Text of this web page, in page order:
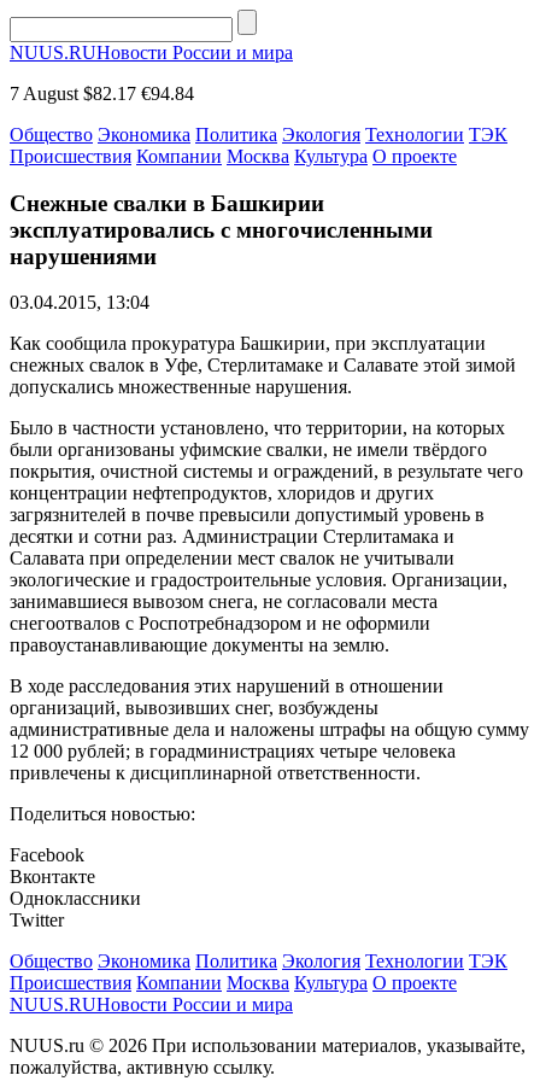
NUUS.RUНовости России и мира
7 August $82.17 €94.84
Общество Экономика Политика Экология Технологии ТЭК
Происшествия Компании Москва Культура О проекте
Снежные свалки в Башкирии
эксплуатировались с многочисленными
нарушениями
03.04.2015, 13:04
Как сообщила прокуратура Башкирии, при эксплуатации
снежных свалок в Уфе, Стерлитамаке и Салавате этой зимой
допускались множественные нарушения.
Было в частности установлено, что территории, на которых
были организованы уфимские свалки, не имели твёрдого
покрытия, очистной системы и ограждений, в результате чего
концентрации нефтепродуктов, хлоридов и других
загрязнителей в почве превысили допустимый уровень в
десятки и сотни раз. Администрации Стерлитамака и
Салавата при определении мест свалок не учитывали
экологические и градостроительные условия. Организации,
занимавшиеся вывозом снега, не согласовали места
снегоотвалов с Роспотребнадзором и не оформили
правоустанавливающие документы на землю.
В ходе расследования этих нарушений в отношении
организаций, вывозивших снег, возбуждены
административные дела и наложены штрафы на общую сумму
12 000 рублей; в горадминистрациях четыре человека
привлечены к дисциплинарной ответственности.
Поделиться новостью:
Facebook
Вконтакте
Одноклассники
Twitter
Общество Экономика Политика Экология Технологии ТЭК
Происшествия Компании Москва Культура О проекте
NUUS.RUНовости России и мира
NUUS.ru © 2026 При использовании материалов, указывайте,
пожалуйства, активную ссылку.